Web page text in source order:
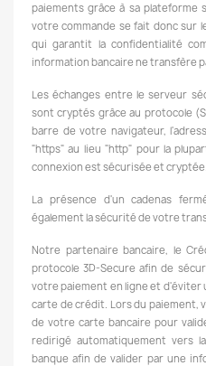
paiements grâce à sa plateforme
votre commande se fait donc sur
qui garantit la confidentialité
information bancaire ne transfère
Les échanges entre le serveur
sont cryptés grâce au protocole
barre de votre navigateur,
"https" au lieu "http" pour la
connexion est sécurisée et cryptée.
La présence d'un cadenas
également la sécurité de votre
Notre partenaire bancaire, le
protocole 3D-Secure afin de
votre paiement en ligne et d'éviter
carte de crédit. Lors du paiement,
de votre carte bancaire pour
redirigé automatiquement vers
banque afin de valider par une